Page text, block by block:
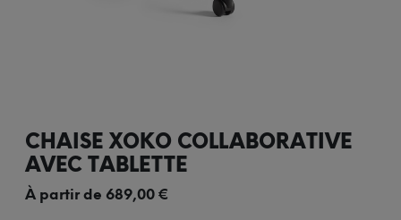
CHAISE XOKO COLLABORATIVE
AVEC TABLETTE
À partir de 689,00€